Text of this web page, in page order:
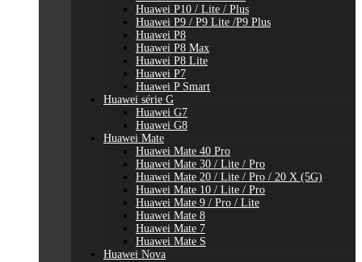
Huawei P10 / Lite / Plus
Huawei P9 / P9 Lite /P9 Plus
Huawei P8
Huawei P8 Max
Huawei P8 Lite
Huawei P7
Huawei P Smart
Huawei série G
Huawei G7
Huawei G8
Huawei Mate
Huawei Mate 40 Pro
Huawei Mate 30 / Lite / Pro
Huawei Mate 20 / Lite / Pro / 20 X (5G)
Huawei Mate 10 / Lite / Pro
Huawei Mate 9 / Pro / Lite
Huawei Mate 8
Huawei Mate 7
Huawei Mate S
Huawei Nova